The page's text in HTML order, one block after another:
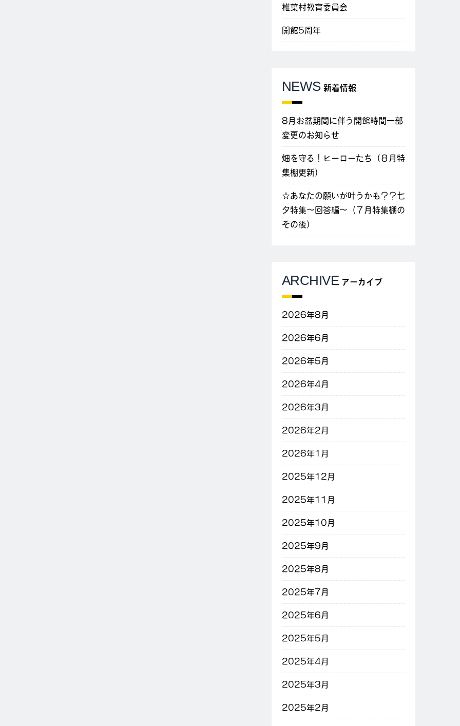
椎葉村教育委員会
開館5周年
NEWS 新着情報
8月お盆期間に伴う開館時間一部
変更のお知らせ
畑を守る！ヒーローたち（８月特
集棚更新）
☆あなたの願いが叶うかも？？七
夕特集～回答編～（７月特集棚の
その後）
ARCHIVE アーカイブ
2026年8月
2026年6月
2026年5月
2026年4月
2026年3月
2026年2月
2026年1月
2025年12月
2025年11月
2025年10月
2025年9月
2025年8月
2025年7月
2025年6月
2025年5月
2025年4月
2025年3月
2025年2月